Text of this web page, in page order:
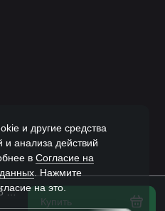
Аккумулятор CAMEL 80D23L 68 Ач в Спб
Купить
и другие средства
и анализа действий
в Согласие на
. Нажмите
на это.